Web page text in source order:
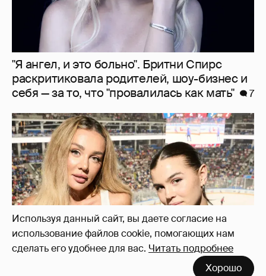
Используя данный сайт, вы даете согласие на
использование файлов cookie, помогающих нам
сделать его удобнее для вас. Читать подробнее
Хорошо
"Делать ли тест ДНК?". Анна Седокова
ответила на слухи о том, что не является
биологической матерью старшей дочери
14